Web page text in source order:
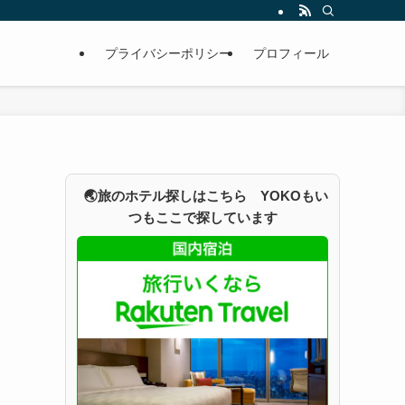
プライバシーポリシー プロフィール
🌏旅のホテル探しはこちら YOKOもい
つもここで探しています